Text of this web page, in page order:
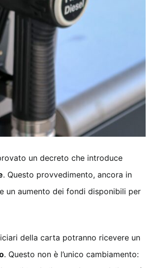
un decreto che introduce
. Questo provvedimento, ancora in
un aumento dei fondi disponibili per
della carta potranno ricevere un
. Questo non è l’unico cambiamento: